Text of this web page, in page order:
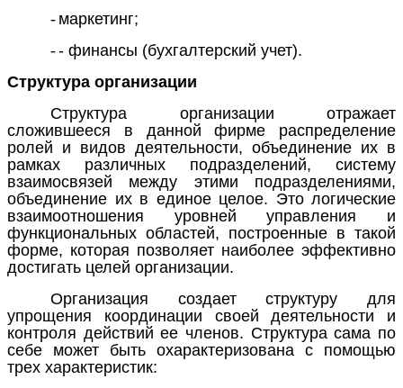
- маркетинг;
-- финансы (бухгалтерский учет).
Структура организации
Структура организации отражает
сложившееся в данной фирме распределение
ролей и видов деятельности, объединение их в
рамках различных подразделений, систему
взаимосвязей между этими подразделениями,
объединение их в единое целое. Это логические
взаимоотношения уровней управления и
функциональных областей, построенные в такой
форме, которая позволяет наиболее эффективно
достигать целей организации.
Организация создает структуру для
упрощения координации своей деятельности и
контроля действий ее членов. Структура сама по
себе может быть охарактеризована с помощью
трех характеристик: